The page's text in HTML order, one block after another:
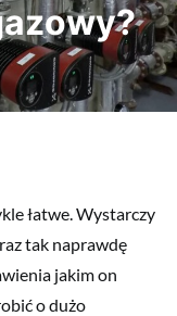
łatwe. Wystarczy
tak naprawdę
jakim on
o dużo